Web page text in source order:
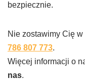
bezpiecznie.
Nie zostawimy Cię
786 807 773.
Więcej informacji o
nas.